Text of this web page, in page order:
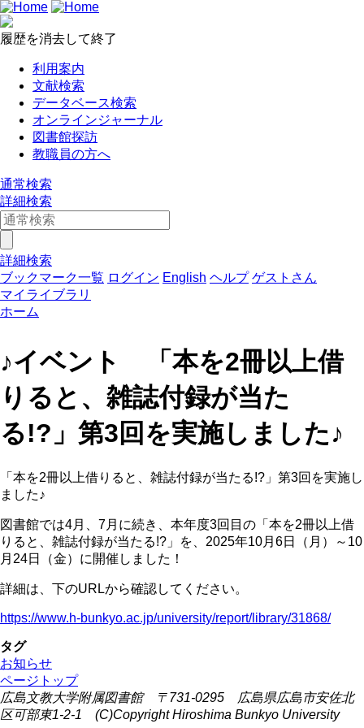
履歴を消去して終了
利用案内
文献検索
データベース検索
オンラインジャーナル
図書館探訪
教職員の方へ
通常検索
詳細検索
詳細検索
ブックマーク一覧 ログイン English ヘルプ ゲストさん
マイライブラリ
ホーム
♪イベント 「本を2冊以上借
りると、雑誌付録が当た
る!?」第3回を実施しました♪
「本を2冊以上借りると、雑誌付録が当たる!?」第3回を実施し
ました♪
図書館では4月、7月に続き、本年度3回目の「本を2冊以上借
りると、雑誌付録が当たる!?」を、2025年10月6日（月）～10
月24日（金）に開催しました！
詳細は、下のURLから確認してください。
https://www.h-bunkyo.ac.jp/university/report/library/31868/
タグ
お知らせ
ページトップ
広島文教大学附属図書館 〒731-0295 広島県広島市安佐北
区可部東1-2-1 (C)Copyright Hiroshima Bunkyo University